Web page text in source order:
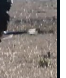
دعای روز پنجم ماه رمضان؛ ۴
دعای روز چهارم ماه مبارک
دعای روز سوم ماه مبارک
دعای روز دوم ماه مبارک رمضان
دعای روز اول ماه مبارک
حضرت زینب(س)